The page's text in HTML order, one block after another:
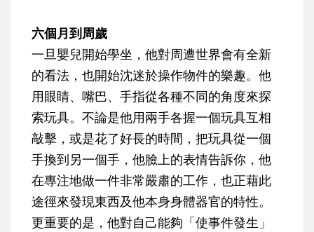
六個月到周歲
一旦嬰兒開始學坐，他對周遭世界會有全新
的看法，也開始沈迷於操作物件的樂趣。他
用眼睛、嘴巴、手指從各種不同的角度來探
索玩具。不論是他用兩手各握一個玩具互相
敲擊，或是花了好長的時間，把玩具從一個
手換到另一個手，他臉上的表情告訴你，他
在專注地做一件非常嚴肅的工作，也正藉此
途徑來發現東西及他本身身體器官的特性。
更重要的是，他對自己能夠「使事件發生」